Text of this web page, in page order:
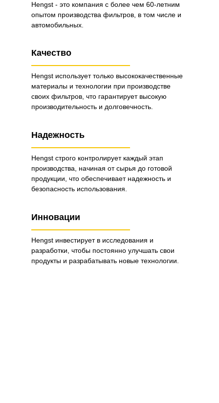
Hengst - это компания с более чем 60-летним
опытом производства фильтров, в том числе и
автомобильных.
Качество
Надежность
Hengst использует только высококачественные
материалы и технологии при производстве
своих фильтров, что гарантирует высокую
производительность и долговечность.
Инновации
Hengst строго контролирует каждый этап
производства, начиная от сырья до готовой
продукции, что обеспечивает надежность и
безопасность использования.
Hengst инвестирует в исследования и
разработки, чтобы постоянно улучшать свои
продукты и разрабатывать новые технологии.